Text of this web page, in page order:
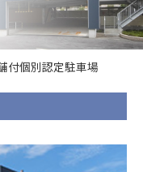
付個別認定駐車場